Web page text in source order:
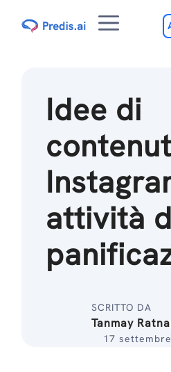
Menu
Idee di
attività
SCRITTO DA
Tanmay
17